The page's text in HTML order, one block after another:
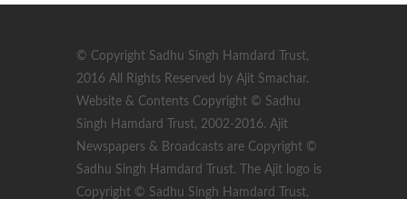
© Copyright Sadhu Singh Hamdard Trust,
2016 All Rights Reserved by Ajit Smachar.
Website & Contents Copyright © Sadhu
Singh Hamdard Trust, 2002-2016. Ajit
Newspapers & Broadcasts are Copyright ©
Sadhu Singh Hamdard Trust. The Ajit logo is
Copyright © Sadhu Singh Hamdard Trust,